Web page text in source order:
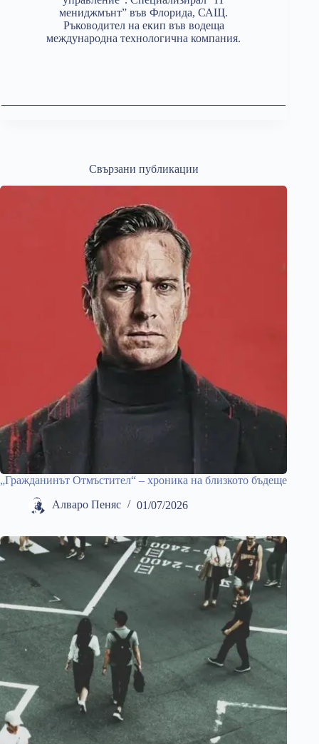
мениджмънт” във Флорида, САЩ.
Ръководител на екип във водеща
международна технологична компания.
Свързани публикации
„Гражданинът Отмъстител“ – хроника на близкото бъдеще
Алваро Пеняс 01/07/2026